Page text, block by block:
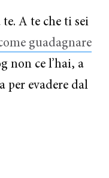
A te che ti sei
guadagnare
non ce l’hai, a
per evadere dal